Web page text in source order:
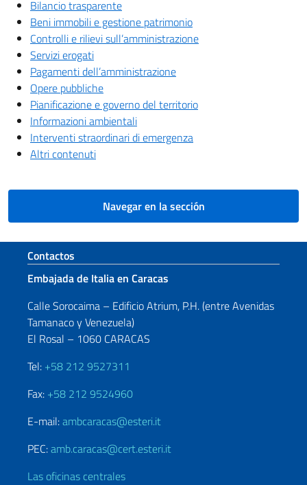
Bilancio trasparente
Beni immobili e gestione patrimonio
Controlli e rilievi sull’amministrazione
Servizi erogati
Pagamenti dell’amministrazione
Opere pubbliche
Pianificazione e governo del territorio
Informazioni ambientali
Interventi straordinari di emergenza
Altri contenuti
Navegar en la sección
Sezione footer
Contactos
Embajada de Italia en Caracas
Calle Sorocaima – Edificio Atrium, P.H. (entre Avenidas
Tamanaco y Venezuela)
El Rosal – 1060 CARACAS
Tel: +58 212 9527311
Fax: +58 212 9524960
E-mail:ambcaracas@esteri.it
PEC:amb.caracas@cert.esteri.it
Las oficinas centrales